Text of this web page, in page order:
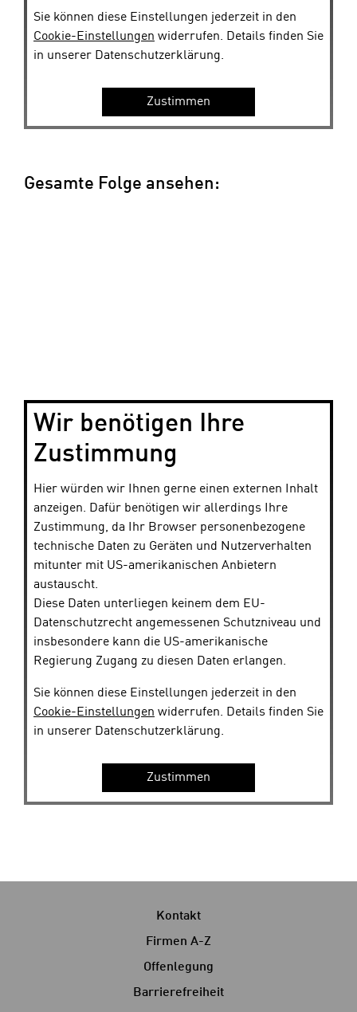
Sie können diese Einstellungen jederzeit in den
Cookie-Einstellungen widerrufen. Details finden Sie
in unserer Datenschutzerklärung.
Zustimmen
Gesamte Folge ansehen:
Wir benötigen Ihre
Zustimmung
Hier würden wir Ihnen gerne einen externen Inhalt
anzeigen. Dafür benötigen wir allerdings Ihre
Zustimmung, da Ihr Browser personenbezogene
technische Daten zu Geräten und Nutzerverhalten
mitunter mit US-amerikanischen Anbietern
austauscht.
Diese Daten unterliegen keinem dem EU-
Datenschutzrecht angemessenen Schutzniveau und
insbesondere kann die US-amerikanische
Regierung Zugang zu diesen Daten erlangen.
Sie können diese Einstellungen jederzeit in den
Cookie-Einstellungen widerrufen. Details finden Sie
in unserer Datenschutzerklärung.
Zustimmen
Kontakt
Firmen A-Z
Offenlegung
Barrierefreiheit
e